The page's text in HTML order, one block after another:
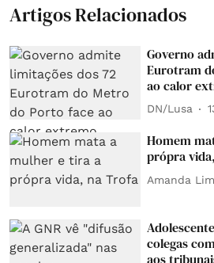
Artigos Relacionados
Governo
Eurotram
ao calor
DN/Lusa
Homem
própra
Amanda
colegas
aos